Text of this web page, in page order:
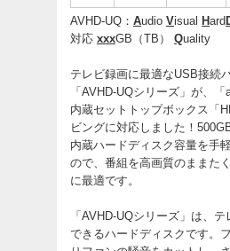
AVHD-UQ： Audio Visual Hard
対応 xxxGB（TB） Quality
テレビ録画に最適なUSB接続
「AVHD-UQシリーズ」が、
内蔵セットトップボックス「
ビングに対応しました！
内蔵ハードディスク容量を手
ので、番組を高画質のままた
に最適です。
「AVHD-UQシリーズ」は、
できるハードディスクです。